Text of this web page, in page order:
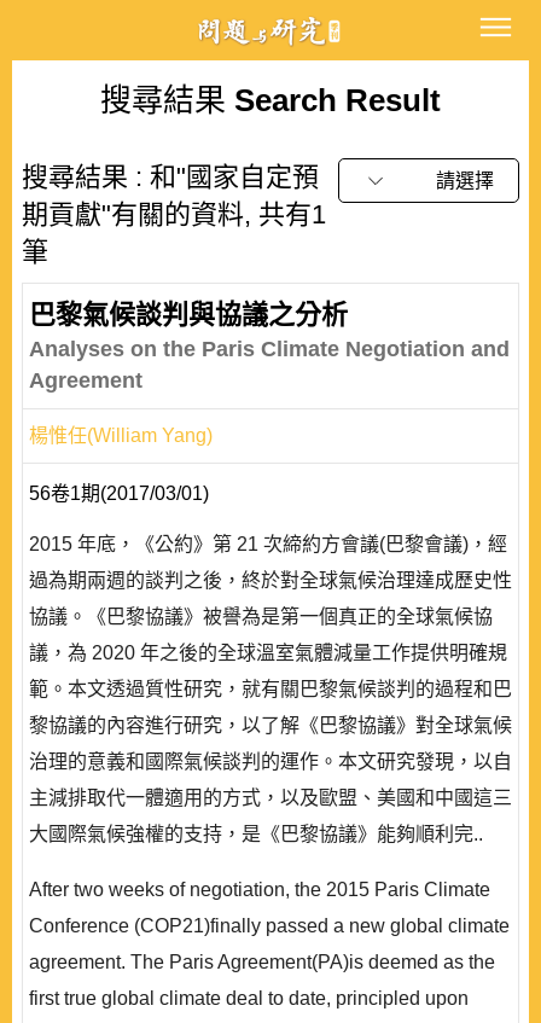
搜尋結果 Search Result
搜尋結果 : 和"國家自定預
期貢獻"有關的資料, 共有1
筆
請選擇
巴黎氣候談判與協議之分析
Analyses on the Paris Climate Negotiation and
Agreement
楊惟任(William Yang)
56卷1期(2017/03/01)
2015 年底，《公約》第 21 次締約方會議(巴黎會議)，經
過為期兩週的談判之後，終於對全球氣候治理達成歷史性
協議。《巴黎協議》被譽為是第一個真正的全球氣候協
議，為 2020 年之後的全球溫室氣體減量工作提供明確規
範。本文透過質性研究，就有關巴黎氣候談判的過程和巴
黎協議的內容進行研究，以了解《巴黎協議》對全球氣候
治理的意義和國際氣候談判的運作。本文研究發現，以自
主減排取代一體適用的方式，以及歐盟、美國和中國這三
大國際氣候強權的支持，是《巴黎協議》能夠順利完..
After two weeks of negotiation, the 2015 Paris Climate
Conference (COP21)finally passed a new global climate
agreement. The Paris Agreement(PA)is deemed as the
first true global climate deal to date, principled upon